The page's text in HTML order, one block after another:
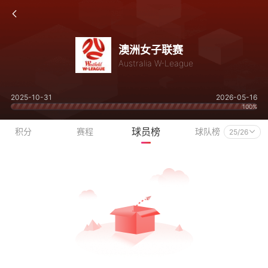
澳洲女子联赛
Australia W-League
2025-10-31 2026-05-16
100%
积分 赛程 球员榜 球队榜 25/26